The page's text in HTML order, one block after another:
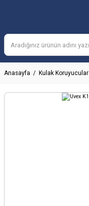
Anasayfa Kulak Koruyucular